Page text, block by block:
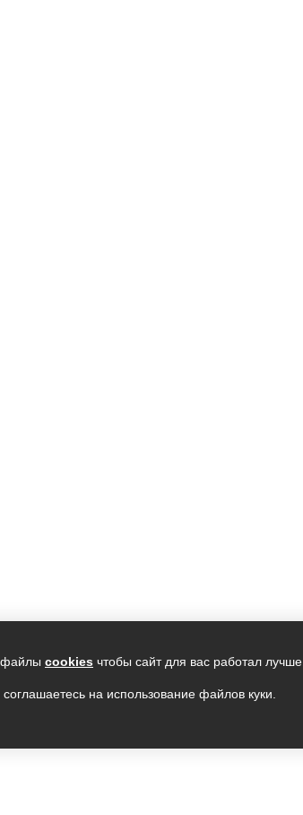
файлы cookies чтобы сайт для вас работал лучше.
на использование файлов куки.